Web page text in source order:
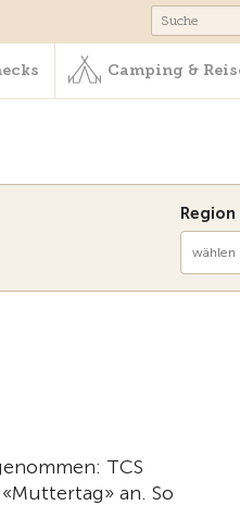
Camping &
Camping &
Region
wählen
TCS
an. So